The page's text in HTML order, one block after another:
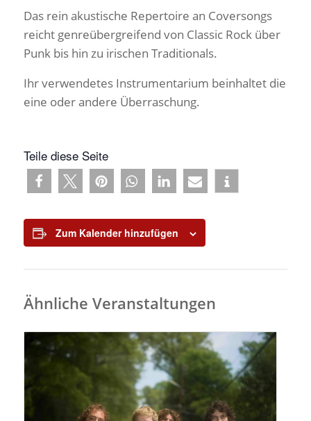
Das rein akustische Repertoire an Coversongs
reicht genreübergreifend von Classic Rock über
Punk bis hin zu irischen Traditionals.
Ihr verwendetes Instrumentarium beinhaltet die
eine oder andere Überraschung.
Teile diese Seite
Zum Kalender hinzufügen
Ähnliche Veranstaltungen